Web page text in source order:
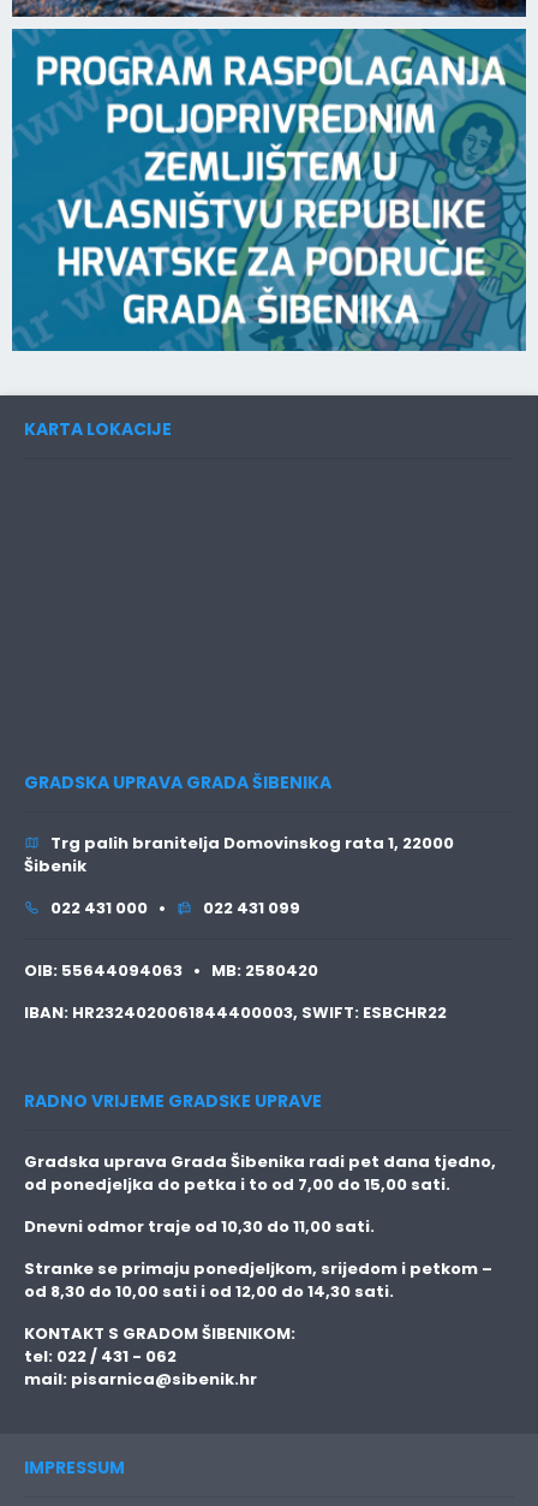
KARTA LOKACIJE
GRADSKA UPRAVA GRADA ŠIBENIKA
Trg palih branitelja Domovinskog rata 1, 22000
Šibenik
022 431 000 •
022 431 099
OIB: 55644094063 • MB: 2580420
IBAN: HR2324020061844400003, SWIFT: ESBCHR22
RADNO VRIJEME GRADSKE UPRAVE
Gradska uprava Grada Šibenika radi pet dana tjedno,
od ponedjeljka do petka i to od 7,00 do 15,00 sati.
Dnevni odmor traje od 10,30 do 11,00 sati.
Stranke se primaju ponedjeljkom, srijedom i petkom –
od 8,30 do 10,00 sati i od 12,00 do 14,30 sati.
KONTAKT S GRADOM ŠIBENIKOM:
tel: 022 / 431 - 062
mail: pisarnica@sibenik.hr
IMPRESSUM